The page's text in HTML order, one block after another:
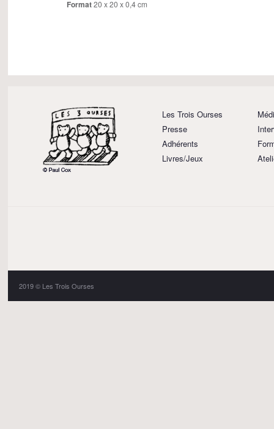
Format20 x 20 x 0,4 cm
Les Trois Ourses
Presse
Adhérents
Livres/Jeux
2019 © Les Trois Ourses